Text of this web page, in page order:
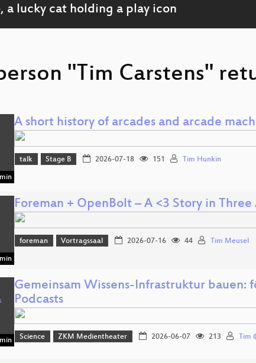
"Tim Carstens"
A short history of arcades and arcade
talk Stage B 2026-07-18 151 Tim Hunkin
Foreman + OpenBolt – A <3 Story in Three
foreman Vortragssaal 2026-07-16 44 Tim Meusel
Gemeinsam Wissens-Infrastruktur
Podcasts
Science ZKM Medientheater 2026-06-07 213 Tim